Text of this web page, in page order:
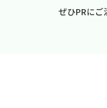
ぜひPRにご